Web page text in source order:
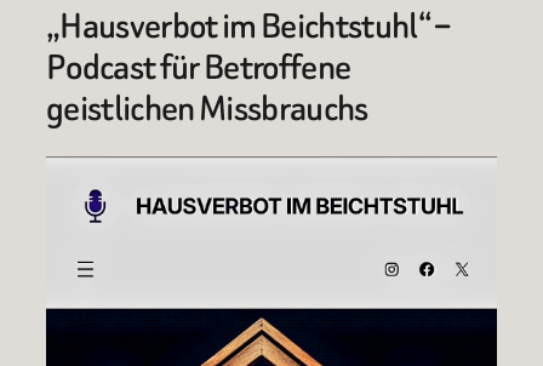
„Hausverbot im Beichtstuhl“ –
Podcast für Betroffene
geistlichen Missbrauchs